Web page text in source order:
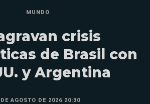
MUNDO
crisis
de Brasil con
y Argentina
AGOSTO DE 2026 20:30